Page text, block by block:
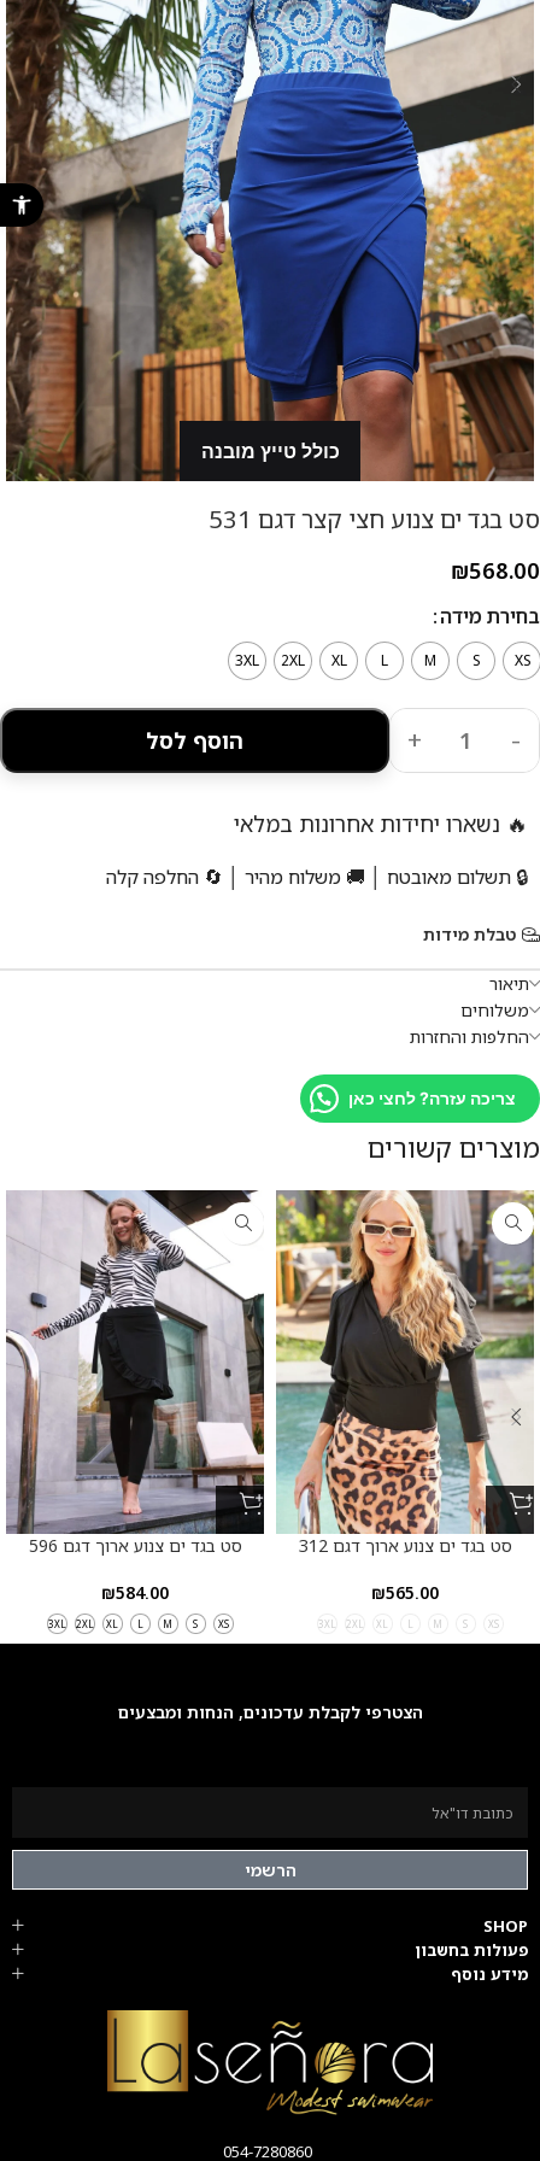
פתח סרגל
סט בגד ים צנוע חצי קצר דגם 531
₪568.00
בחירת מידה
XS
S
M
L
XL
2XL
3XL
הוסף לסל
🔥 נשארו יחידות אחרונות במלאי
🔒 תשלום מאובטח │ 🚚 משלוח מהיר │ 🔄 החלפה קלה
טבלת מידות
תיאור
משלוחים
החלפות והחזרות
צריכה עזרה? לחצי כאן
מוצרים קשורים
סט בגד ים צנוע ארוך דגם 312
₪565.00
XS
S
M
L
XL
2XL
3XL
סט בגד ים צנוע ארוך דגם 596
₪584.00
XS
S
M
L
XL
2XL
3XL
הרשמי
SHOP
פעולות בחשבון
מידע נוסף
054-7280860
הצטרפי לקבלת עדכונים, הנחות ומבצעים
כולל טייץ מובנה